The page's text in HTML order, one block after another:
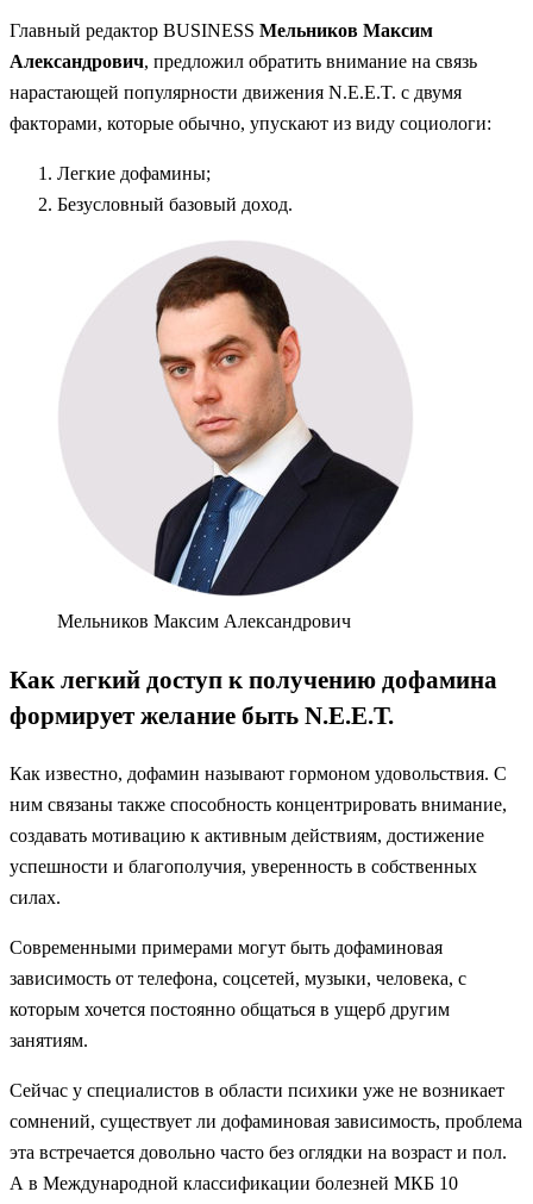
Главный редактор BUSINESS Мельников Максим
Александрович, предложил обратить внимание на связь
нарастающей популярности движения N.E.E.T. с двумя
факторами, которые обычно, упускают из виду социологи:
Легкие дофамины;
Безусловный базовый доход.
Мельников Максим Александрович
Как легкий доступ к получению дофамина
формирует желание быть N.E.E.T.
Как известно, дофамин называют гормоном удовольствия. С
ним связаны также способность концентрировать внимание,
создавать мотивацию к активным действиям, достижение
успешности и благополучия, уверенность в собственных
силах.
Современными примерами могут быть дофаминовая
зависимость от телефона, соцсетей, музыки, человека, с
которым хочется постоянно общаться в ущерб другим
занятиям.
Сейчас у специалистов в области психики уже не возникает
сомнений, существует ли дофаминовая зависимость, проблема
эта встречается довольно часто без оглядки на возраст и пол.
А в Международной классификации болезней МКБ 10